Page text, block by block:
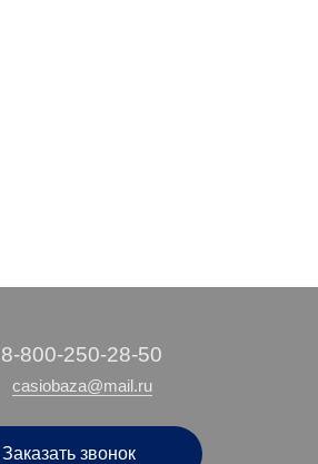
‭8-800-250-28-50
casiobaza@mail.ru
Заказать звонок